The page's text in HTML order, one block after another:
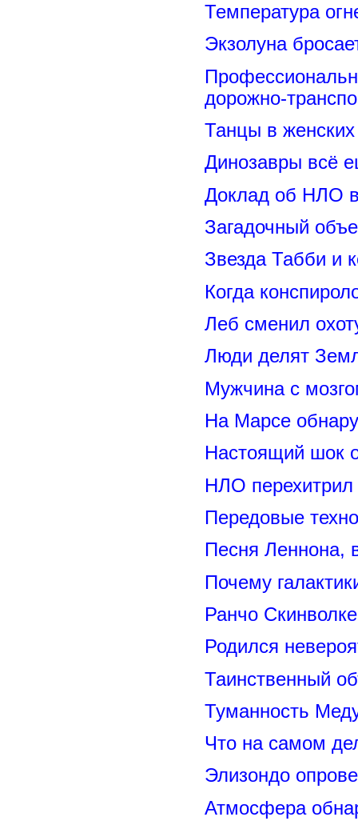
Температура
Экзолуна
дорожно-
Танцы в женских
Динозавры всё
Доклад об НЛО
Загадочный
Звезда Табби и
Когда
Леб сменил
Люди делят
Мужчина с
На Марсе
Настоящий шок
НЛО перехитрил
Передовые
Песня Леннона,
Почему
Ранчо
Родился
Таинственный
Туманность
Что на самом
Элизондо
Атмосфера